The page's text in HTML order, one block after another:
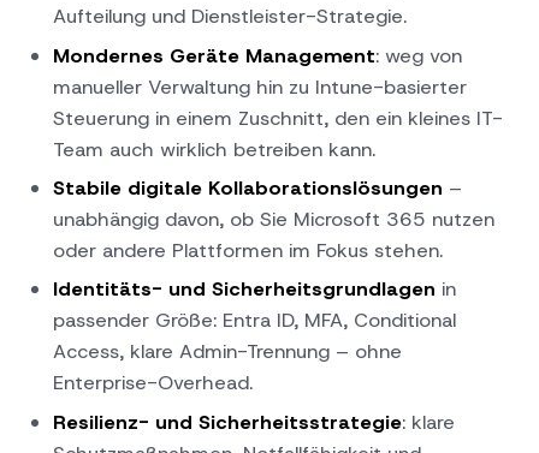
Aufteilung und Dienstleister-Strategie.
Mondernes Geräte Management: weg von
manueller Verwaltung hin zu Intune-basierter
Steuerung in einem Zuschnitt, den ein kleines IT-
Team auch wirklich betreiben kann.
Stabile digitale Kollaborationslösungen –
unabhängig davon, ob Sie Microsoft 365 nutzen
oder andere Plattformen im Fokus stehen.
Identitäts- und Sicherheitsgrundlagen in
passender Größe: Entra ID, MFA, Conditional
Access, klare Admin-Trennung – ohne
Enterprise-Overhead.
Resilienz- und Sicherheitsstrategie: klare